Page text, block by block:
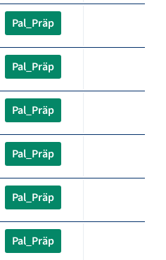
Pal_Präp
Pal_Präp
Pal_Präp
Pal_Präp
Pal_Präp
Pal_Präp